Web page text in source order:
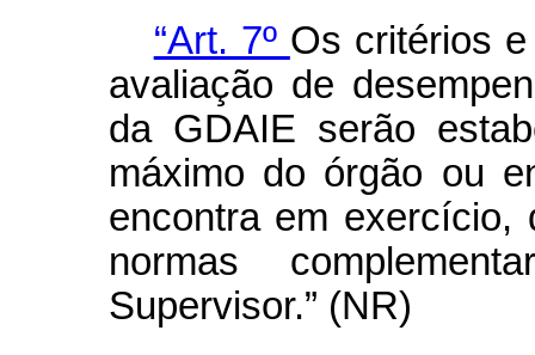
“Art. 7º Os critérios
avaliação de
da GDAIE serão
máximo do órgão ou
encontra em
normas
Supervisor.” (NR)